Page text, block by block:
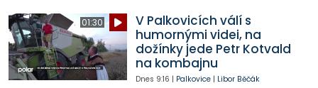
01:30
V Palkovicích válí s
humornými videi, na
dožínky jede Petr Kotvald
na kombajnu
Dnes 9:16 | Palkovice| Libor Běčák